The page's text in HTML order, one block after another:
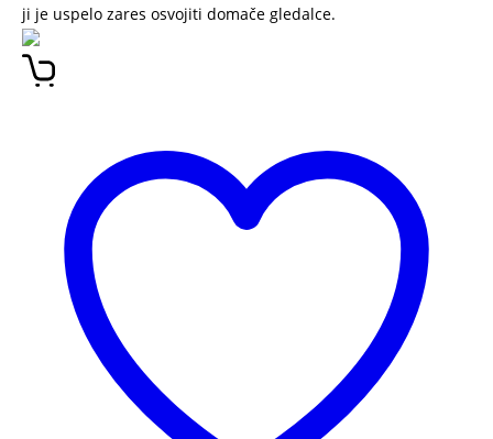
ji je uspelo zares osvojiti domače gledalce.